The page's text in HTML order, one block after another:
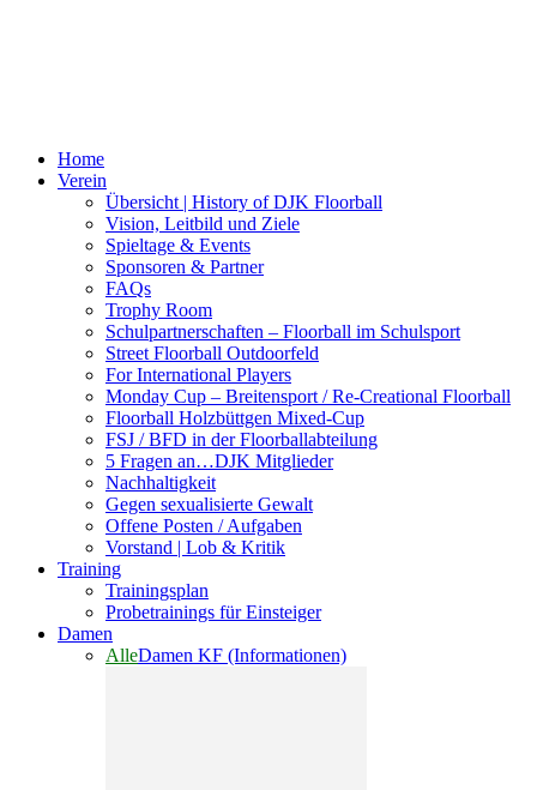
Home
Verein
Übersicht | History of DJK Floorball
Vision, Leitbild und Ziele
Spieltage & Events
Sponsoren & Partner
FAQs
Trophy Room
Schulpartnerschaften – Floorball im Schulsport
Street Floorball Outdoorfeld
For International Players
Monday Cup – Breitensport / Re-Creational Floorball
Floorball Holzbüttgen Mixed-Cup
FSJ / BFD in der Floorballabteilung
5 Fragen an…DJK Mitglieder
Nachhaltigkeit
Gegen sexualisierte Gewalt
Offene Posten / Aufgaben
Vorstand | Lob & Kritik
Training
Trainingsplan
Probetrainings für Einsteiger
Damen
AlleDamen KF (Informationen)